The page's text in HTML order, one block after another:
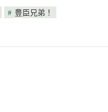
豊臣兄弟！